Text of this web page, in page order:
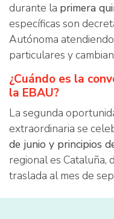
durante la primera
específicas son
Autónoma
particulares y
¿Cuándo es la
la EBAU?
La segunda
extraordinaria se
de junio y principios
regional es Cataluña,
traslada al mes de